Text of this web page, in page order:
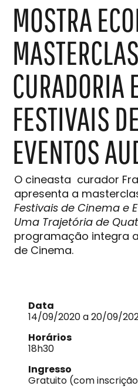
MOSTRA
CURADORIA
FESTIVAIS
EVENTOS
O cineasta curador
apresenta a
Festivais de Cinema e
Uma Trajetória de
programação integra
de Cinema.
Data
14/09/2020 a 20/09/
Horários
18h30
Ingresso
Gratuito (com